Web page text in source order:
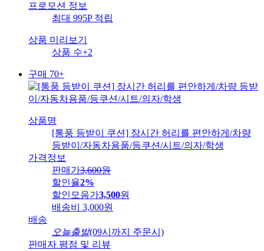
프로모션 정보
최대 995P 적립
상품 미리보기
상품 수+2
구매 70+
상품명
[통풍 등받이 쿠션] 장시간 허리를 편안하게/차량
등받이/자동차용품/등쿠션/시트/의자/학생
가격정보
판매가3,600원
할인율2%
할인모음가3,500원
배송비
3,000원
배송
오늘출발(09시까지 주문시)
판매자 평점 및 리뷰